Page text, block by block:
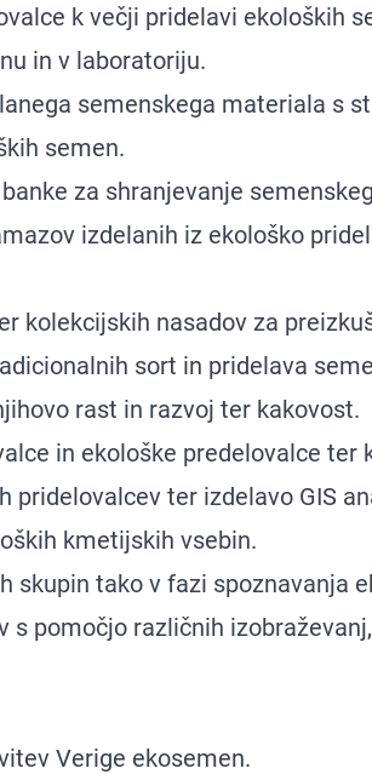
k večji pridelavi ekoloških
in v laboratoriju.
semenskega materiala s
semen.
za shranjevanje
izdelanih iz ekološko
kolekcijskih nasadov za
sort in pridelava
rast in razvoj ter kakovost.
in ekološke predelovalce ter
pridelovalcev ter izdelavo GIS
kmetijskih vsebin.
skupin tako v fazi spoznavanja
s pomočjo različnih
Verige ekosemen.